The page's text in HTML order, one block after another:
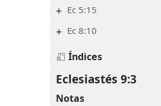
+ Ec 5:15
+ Ec 8:10
Índices
Eclesiastés 9:3
Notas